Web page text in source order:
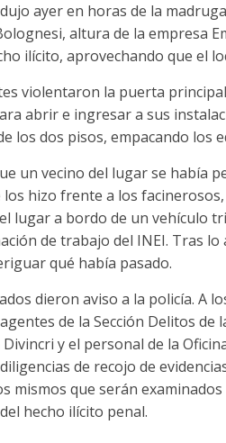
ayer en horas de la
altura de la empresa
ilícito, aprovechando que el
violentaron la puerta
abrir e ingresar a sus
los dos pisos, empacando los
un vecino del lugar se había
hizo frente a los
lugar a bordo de un vehículo
de trabajo del INEI. Tras
qué había pasado.
dieron aviso a la policía. A
de la Sección Delitos de
y el personal de la
de recojo de
mismos que serán
hecho ilícito penal.